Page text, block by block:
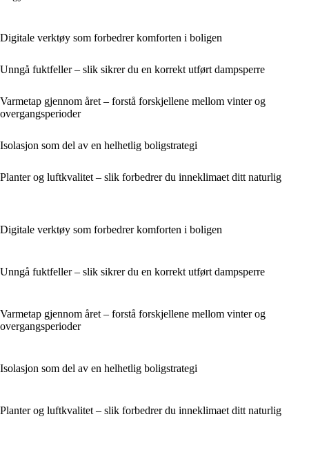
Digitale verktøy som forbedrer komforten i boligen
Unngå fuktfeller – slik sikrer du en korrekt utført dampsperre
Varmetap gjennom året – forstå forskjellene mellom vinter og
overgangsperioder
Isolasjon som del av en helhetlig boligstrategi
Planter og luftkvalitet – slik forbedrer du inneklimaet ditt naturlig
Digitale verktøy som forbedrer komforten i boligen
Unngå fuktfeller – slik sikrer du en korrekt utført dampsperre
Varmetap gjennom året – forstå forskjellene mellom vinter og
overgangsperioder
Isolasjon som del av en helhetlig boligstrategi
Planter og luftkvalitet – slik forbedrer du inneklimaet ditt naturlig